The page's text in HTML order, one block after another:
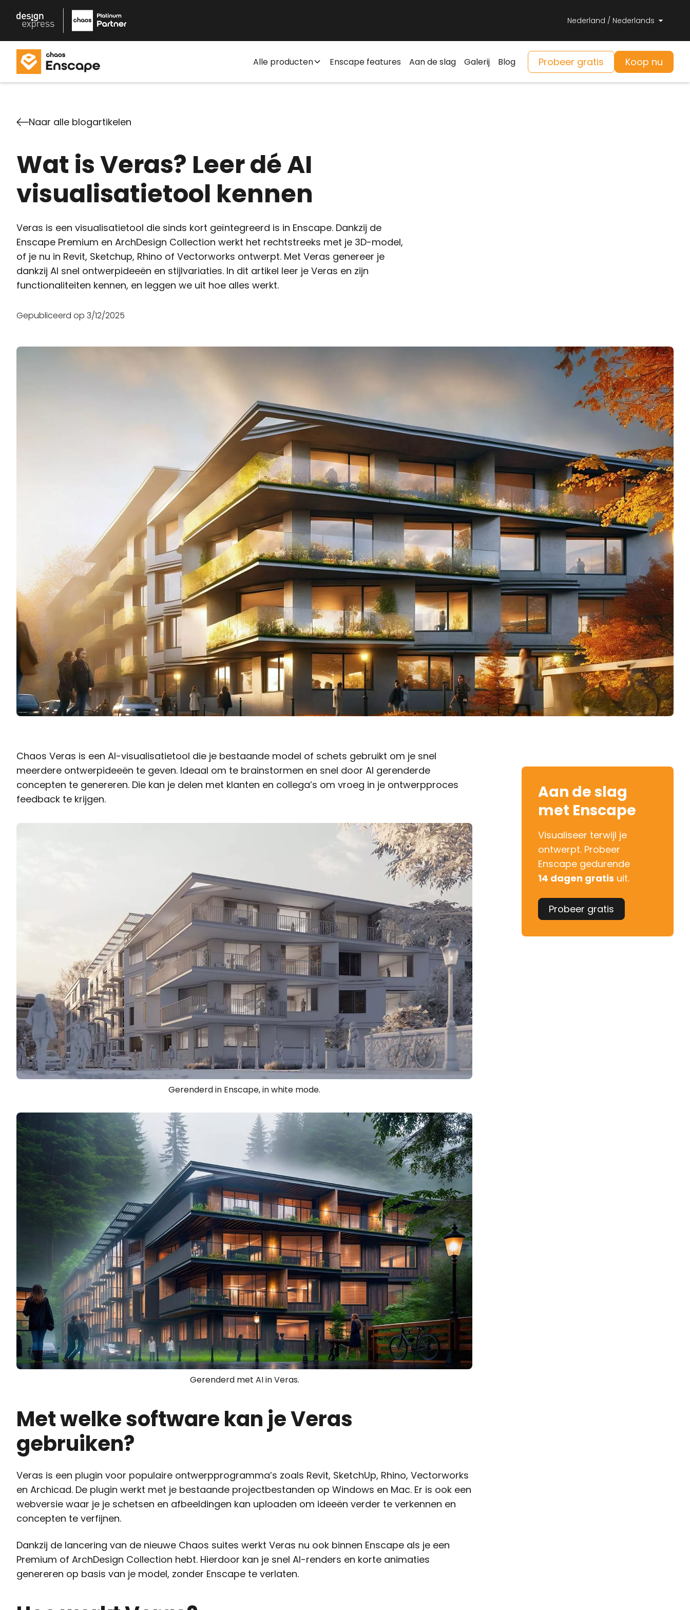
Nederland / Nederlands
Alle producten Enscape features Aan de slag Galerij Blog Probeer gratis Koop nu
Naar alle blogartikelen
Wat is Veras? Leer dé AI
visualisatietool kennen
Veras is een visualisatietool die sinds kort geïntegreerd is in Enscape. Dankzij de
Enscape Premium en ArchDesign Collection werkt het rechtstreeks met je 3D-model,
of je nu in Revit, Sketchup, Rhino of Vectorworks ontwerpt. Met Veras genereer je
dankzij AI snel ontwerpideeën en stijlvariaties. In dit artikel leer je Veras en zijn
functionaliteiten kennen, en leggen we uit hoe alles werkt.
Gepubliceerd op 3/12/2025
Chaos Veras is een AI-visualisatietool die je bestaande model of schets gebruikt om je snel
meerdere ontwerpideeën te geven. Ideaal om te brainstormen en snel door AI gerenderde
concepten te genereren. Die kan je delen met klanten en collega’s om vroeg in je ontwerpproces
feedback te krijgen.
Gerenderd in Enscape, in white mode.
Gerenderd met AI in Veras.
Met welke software kan je Veras
gebruiken?
Veras is een plugin voor populaire ontwerpprogramma’s zoals Revit, SketchUp, Rhino, Vectorworks
en Archicad. De plugin werkt met je bestaande projectbestanden op Windows en Mac. Er is ook een
webversie waar je je schetsen en afbeeldingen kan uploaden om ideeën verder te verkennen en
concepten te verfijnen.
Dankzij de lancering van de nieuwe Chaos suites werkt Veras nu ook binnen Enscape als je een
Premium of ArchDesign Collection hebt. Hierdoor kan je snel AI-renders en korte animaties
genereren op basis van je model, zonder Enscape te verlaten.
Aan de slag
met Enscape
Visualiseer terwijl je
ontwerpt. Probeer
Enscape gedurende
14 dagen gratis uit.
Probeer gratis